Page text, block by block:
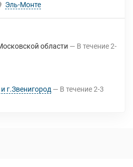
Эль-Монте
области В течение2-
г.Звенигород В течение2-3